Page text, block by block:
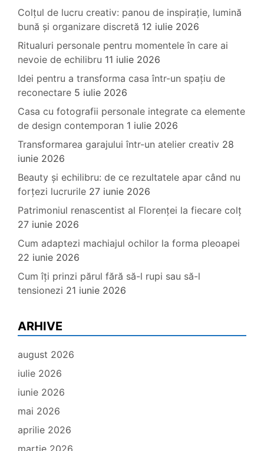
Colțul de lucru creativ: panou de inspirație, lumină
bună și organizare discretă 12 iulie 2026
Ritualuri personale pentru momentele în care ai
nevoie de echilibru 11 iulie 2026
Idei pentru a transforma casa într-un spațiu de
reconectare 5 iulie 2026
Casa cu fotografii personale integrate ca elemente
de design contemporan 1 iulie 2026
Transformarea garajului într-un atelier creativ 28
iunie 2026
Beauty și echilibru: de ce rezultatele apar când nu
forțezi lucrurile 27 iunie 2026
Patrimoniul renascentist al Florenței la fiecare colț
27 iunie 2026
Cum adaptezi machiajul ochilor la forma pleoapei
22 iunie 2026
Cum îți prinzi părul fără să-l rupi sau să-l
tensionezi 21 iunie 2026
ARHIVE
august 2026
iulie 2026
iunie 2026
mai 2026
aprilie 2026
martie 2026